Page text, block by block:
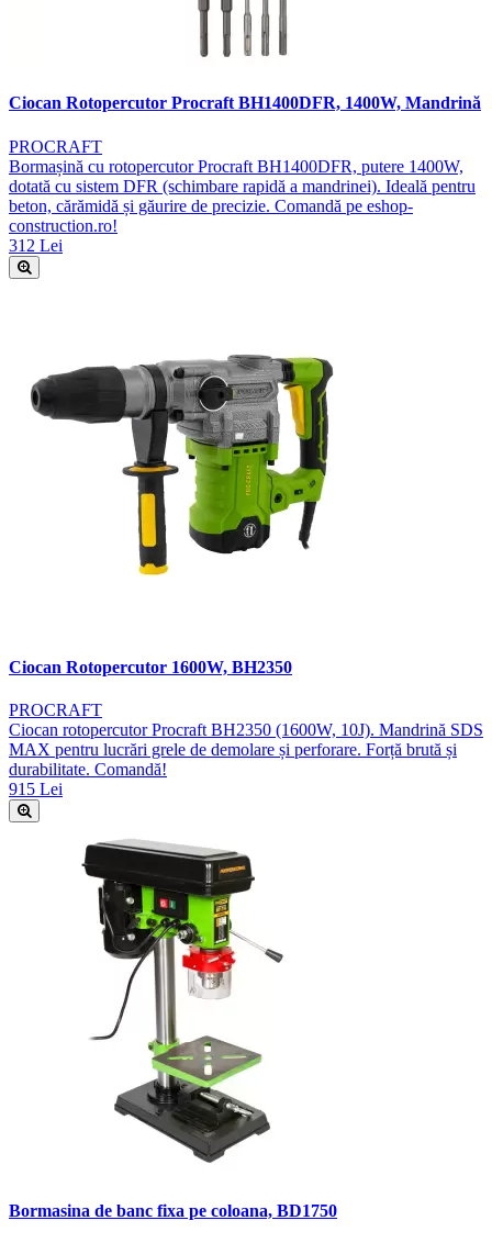
Ciocan Rotopercutor Procraft BH1400DFR, 1400W, Mandrină
PROCRAFT
Bormașină cu rotopercutor Procraft BH1400DFR, putere 1400W,
dotată cu sistem DFR (schimbare rapidă a mandrinei). Ideală pentru
beton, cărămidă și găurire de precizie. Comandă pe eshop-
construction.ro!
312 Lei
Ciocan Rotopercutor 1600W, BH2350
PROCRAFT
Ciocan rotopercutor Procraft BH2350 (1600W, 10J). Mandrină SDS
MAX pentru lucrări grele de demolare și perforare. Forță brută și
durabilitate. Comandă!
915 Lei
Bormasina de banc fixa pe coloana, BD1750